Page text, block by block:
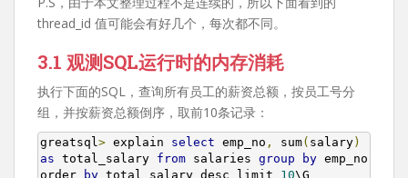
thread_id 值可能会有好几个，每次都不同。
3.1 观测SQL运行时的内存消耗
执行下面的SQL，查询所有员工的薪资总额，按员工号分
组，并按薪资总额倒序，取前10条记录：
greatsql> explain select emp_no , sum( salary)
as total_salary from salaries group by emp_no
order
by total_salary desc limit 10